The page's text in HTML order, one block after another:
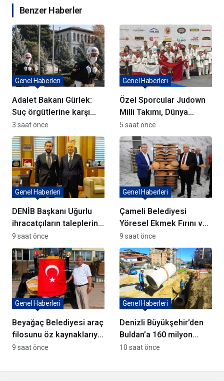
Benzer Haberler
Adalet Bakanı Gürlek:
Suç örgütlerine karşı
kararlıyız
Genel Haberleri
3 saat önce
Özel Sporcular Judown
Milli Takımı, Dünya
Şampiyonu Oldu
Genel Haberleri
5 saat önce
DENİB Başkanı Uğurlu
ihracatçıların taleplerini
Bakan Yardımcısı Ağar’a
aktardı
Genel Haberleri
9 saat önce
Çameli Belediyesi
Yöresel Ekmek Fırını ve
yatırımlar açıldı
Genel Haberleri
9 saat önce
Beyağaç Belediyesi araç
filosunu öz kaynaklarıyla
güçlendiriyor
Genel Haberleri
9 saat önce
Denizli Büyükşehir’den
Buldan’a 160 milyon
TL’lik dev yatırım
Genel Haberleri
10 saat önce